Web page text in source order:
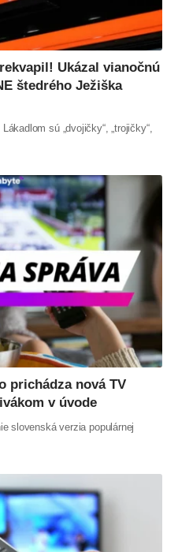
Ukázal vianočnú
štedrého Ježiška
sú „dvojičky“, „trojičky“,
prichádza nová TV
v úvode
slovenská verzia populárnej